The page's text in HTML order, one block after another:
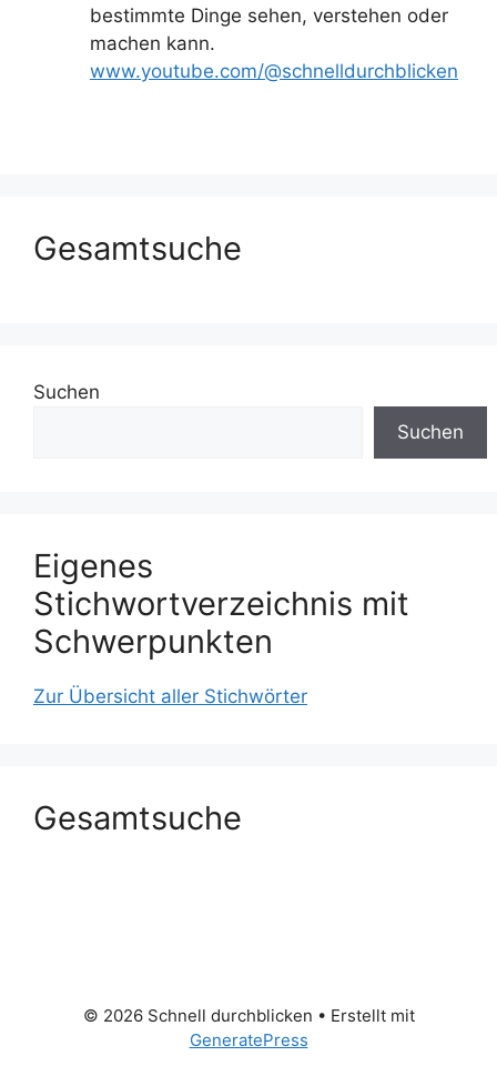
bestimmte Dinge sehen, verstehen oder
machen kann.
www.youtube.com/@schnelldurchblicken
Gesamtsuche
Suchen
Suchen
Eigenes
Stichwortverzeichnis mit
Schwerpunkten
Zur Übersicht aller Stichwörter
Gesamtsuche
© 2026 Schnell durchblicken • Erstellt mit
GeneratePress